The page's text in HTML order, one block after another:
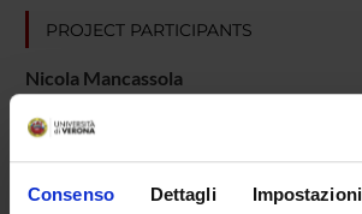
Consenso Dettagli
PROJECT PARTICIPANTS
Nicola Mancassola
RESEARCH AREAS INVOLVED IN THE